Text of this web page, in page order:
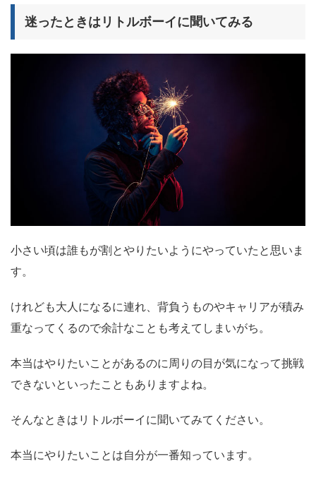
迷ったときはリトルボーイに聞いてみる
小さい頃は誰もが割とやりたいようにやっていたと思いま
す。
けれども大人になるに連れ、背負うものやキャリアが積み
重なってくるので余計なことも考えてしまいがち。
本当はやりたいことがあるのに周りの目が気になって挑戦
できないといったこともありますよね。
そんなときはリトルボーイに聞いてみてください。
本当にやりたいことは自分が一番知っています。